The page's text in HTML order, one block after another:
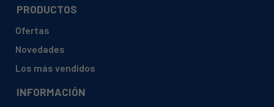
PRODUCTOS
Ofertas
Novedades
Los más vendidos
INFORMACIÓN